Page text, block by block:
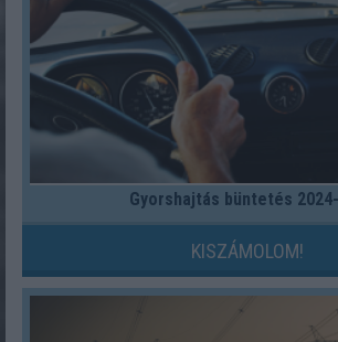
Gyorshajtás büntetés
KISZÁMOLOM!